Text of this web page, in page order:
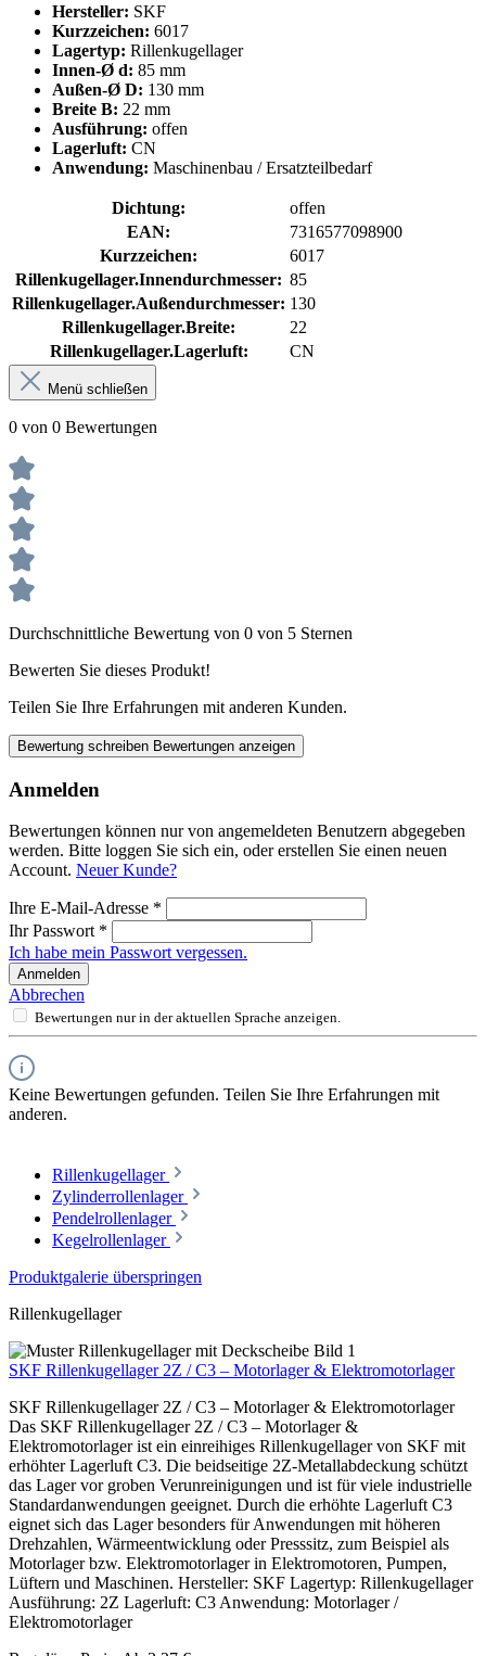
Hersteller: SKF
Kurzzeichen: 6017
Lagertyp: Rillenkugellager
Innen-Ø d: 85 mm
Außen-Ø D: 130 mm
Breite B: 22 mm
Ausführung: offen
Lagerluft: CN
Anwendung: Maschinenbau / Ersatzteilbedarf
Dichtung:
offen
EAN:
7316577098900
Kurzzeichen:
6017
Rillenkugellager.Innendurchmesser: 85
Rillenkugellager.Außendurchmesser: 130
Rillenkugellager.Breite:
22
Rillenkugellager.Lagerluft:
CN
Menü schließen
0 von 0 Bewertungen
Durchschnittliche Bewertung von 0 von 5 Sternen
Bewerten Sie dieses Produkt!
Teilen Sie Ihre Erfahrungen mit anderen Kunden.
Bewertung schreiben Bewertungen anzeigen
Anmelden
Bewertungen können nur von angemeldeten Benutzern abgegeben
werden. Bitte loggen Sie sich ein, oder erstellen Sie einen neuen
Account. Neuer Kunde?
Ihre E-Mail-Adresse *
Ihr Passwort *
Ich habe mein Passwort vergessen.
Anmelden
Abbrechen
Bewertungen nur in der aktuellen Sprache anzeigen.
Keine Bewertungen gefunden. Teilen Sie Ihre Erfahrungen mit
anderen.
Rillenkugellager
Zylinderrollenlager
Pendelrollenlager
Kegelrollenlager
Produktgalerie überspringen
Rillenkugellager
SKF Rillenkugellager 2Z / C3 – Motorlager & Elektromotorlager
SKF Rillenkugellager 2Z / C3 – Motorlager & Elektromotorlager
Das SKF Rillenkugellager 2Z / C3 – Motorlager &
Elektromotorlager ist ein einreihiges Rillenkugellager von SKF mit
erhöhter Lagerluft C3. Die beidseitige 2Z-Metallabdeckung schützt
das Lager vor groben Verunreinigungen und ist für viele industrielle
Standardanwendungen geeignet. Durch die erhöhte Lagerluft C3
eignet sich das Lager besonders für Anwendungen mit höheren
Drehzahlen, Wärmeentwicklung oder Presssitz, zum Beispiel als
Motorlager bzw. Elektromotorlager in Elektromotoren, Pumpen,
Lüftern und Maschinen. Hersteller: SKF Lagertyp: Rillenkugellager
Ausführung: 2Z Lagerluft: C3 Anwendung: Motorlager /
Elektromotorlager